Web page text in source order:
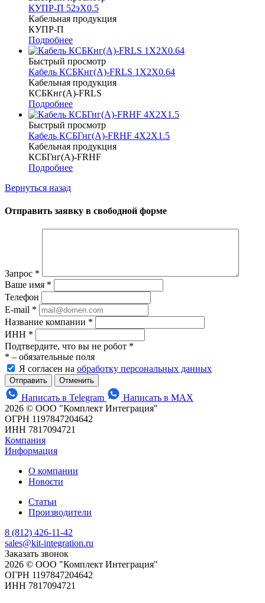
КУПР-П 52эХ0.5
Кабельная продукция
КУПР-П
Подробнее
Быстрый просмотр
Кабель КСБКнг(А)-FRLS 1Х2Х0.64
Кабельная продукция
КСБКнг(А)-FRLS
Подробнее
Быстрый просмотр
Кабель КСБГнг(А)-FRHF 4Х2Х1.5
Кабельная продукция
КСБГнг(А)-FRHF
Подробнее
Вернуться назад
Отправить заявку в свободной форме
Запрос *
Ваше имя *
Телефон
E-mail *
Название компании *
ИНН *
Подтвердите, что вы не робот *
* – обязательные поля
Я согласен на обработку персональных данных
Отменить
Написать в Telegram
Написать в MAX
2026 © ООО "Комплект Интеграция"
ОГРН 1197847204642
ИНН 7817094721
Компания
Информация
О компании
Новости
Статьи
Производители
8 (812) 426-11-42
sales@kit-integration.ru
Заказать звонок
2026 © ООО "Комплект Интеграция"
ОГРН 1197847204642
ИНН 7817094721